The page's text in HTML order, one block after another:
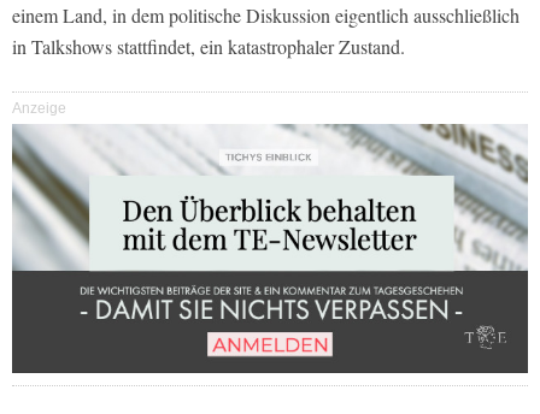
einem Land, in dem politische Diskussion eigentlich ausschließlich
in Talkshows stattfindet, ein katastrophaler Zustand.
Anzeige